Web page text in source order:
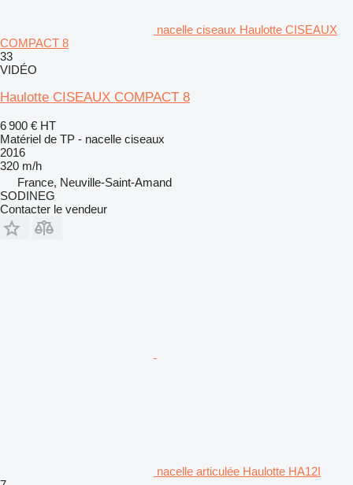
nacelle ciseaux Haulotte CISEAUX
COMPACT 8
33
VIDÉO
Haulotte CISEAUX COMPACT 8
6 900 € HT
Matériel de TP - nacelle ciseaux
2016
320 m/h
France, Neuville-Saint-Amand
SODINEG
Contacter le vendeur
nacelle articulée Haulotte HA12I